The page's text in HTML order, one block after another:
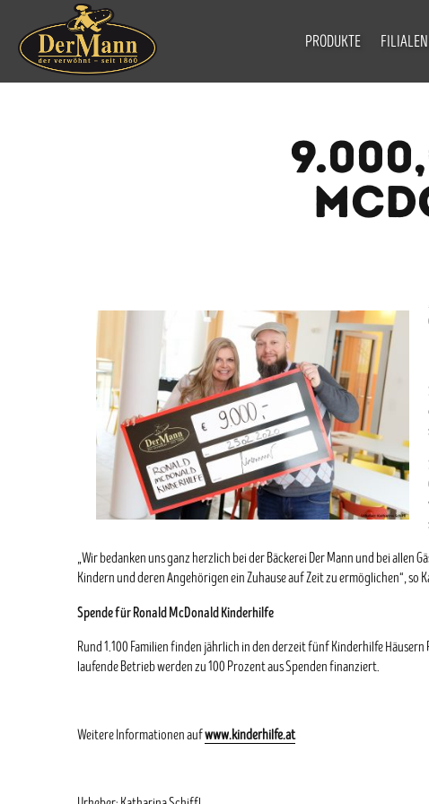
PRODUKTE FILIALEN
„Wir bedanken uns ganz herzlich bei der Bäckerei Der Mann und bei
Kindern und deren Angehörigen ein Zuhause auf Zeit zu ermöglichen“,
Spende für Ronald McDonald Kinderhilfe
Rund 1.100 Familien finden jährlich in den derzeit fünf Kinderhilfe Häusern
laufende Betrieb werden zu 100 Prozent aus Spenden finanziert.
Weitere Informationen aufwww.kinderhilfe.at